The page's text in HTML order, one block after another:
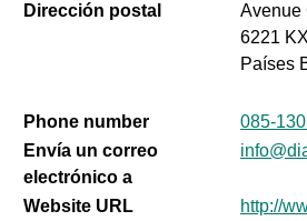
Dirección postal
Avenue
6221
Países
Phone number
085-
Envía un correo
electrónico a
Website URL http://